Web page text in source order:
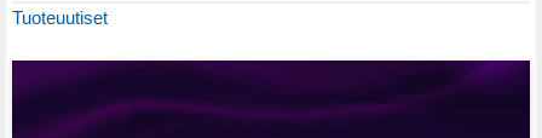
Tuoteuutiset